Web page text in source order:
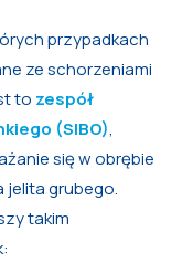
przypadkach
ze schorzeniami
to zespół
(SIBO),
się w obrębie
jelita grubego.
takim